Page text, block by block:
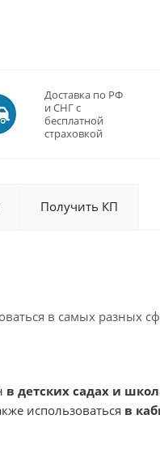
Доставка по РФ
и СНГ с
бесплатной
страховкой
Получить КП
в самых разных
в детских садах и
использоваться в